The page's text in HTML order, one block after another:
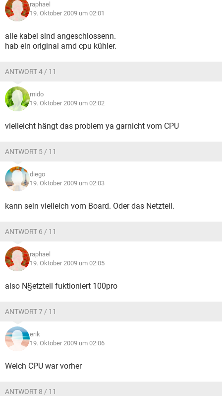
raphael
19. Oktober 2009 um 02:01
alle kabel sind angeschlossenn.
hab ein original amd cpu kühler.
ANTWORT 4 / 11
mido
19. Oktober 2009 um 02:02
vielleicht hängt das problem ya garnicht vom CPU
ANTWORT 5 / 11
diego
19. Oktober 2009 um 02:03
kann sein vielleich vom Board. Oder das Netzteil.
ANTWORT 6 / 11
raphael
19. Oktober 2009 um 02:05
also N§etzteil fuktioniert 100pro
ANTWORT 7 / 11
erik
19. Oktober 2009 um 02:06
Welch CPU war vorher
ANTWORT 8 / 11